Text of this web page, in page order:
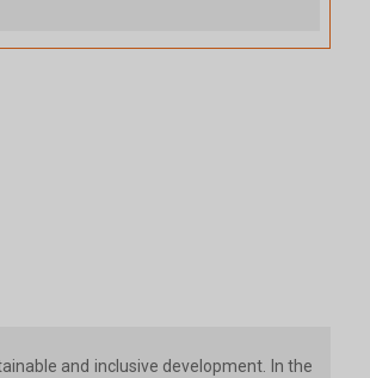
and inclusive development. In the